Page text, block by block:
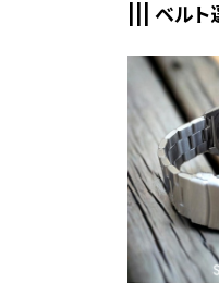
||| ベルト